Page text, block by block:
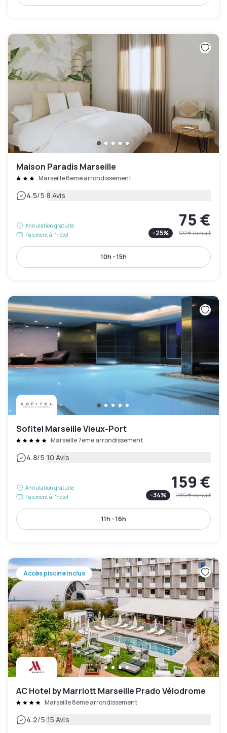
Maison Paradis Marseille
Marseille 6eme arrondissement
4.5/5|8 Avis
Annulation gratuite
Paiement à l'hôtel
75 €
-25% 99 €la nuit
10h - 15h
Sofitel Marseille Vieux-Port
Marseille 7eme arrondissement
4.8/5|10 Avis
Annulation gratuite
Paiement à l'hôtel
159 €
-34% 239 €la nuit
11h - 16h
Accès piscine inclus
AC Hotel by Marriott Marseille Prado Vélodrome
Marseille 8eme arrondissement
4.2/5|15 Avis